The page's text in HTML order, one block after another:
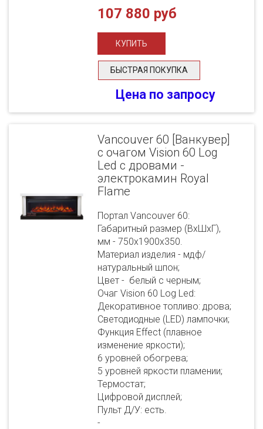
107 880 руб
БЫСТРАЯ ПОКУПКА
Цена по запросу
Vancouver 60 [Ванкувер]
с очагом Vision 60 Log
Led с дровами -
электрокамин Royal
Flame
Портал Vancouver 60:
Габаритный размер (ВхШхГ),
мм - 750х1900х350.
Материал изделия - мдф/
натуральный шпон;
Цвет - белый с черным;
Очаг Vision 60 Log Led:
Декоративное топливо: дрова;
Светодиодные (LED) лампочки;
Функция Effect (плавное
изменение яркости);
6 уровней обогрева;
5 уровней яркости пламении;
Термостат;
Цифровой дисплей;
Пульт Д/У: есть.
-